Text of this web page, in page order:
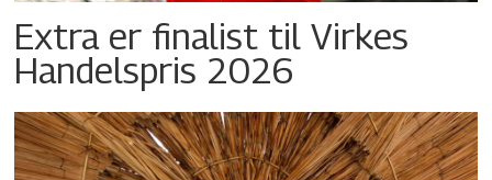
Extra er finalist til Virkes
Handelspris 2026